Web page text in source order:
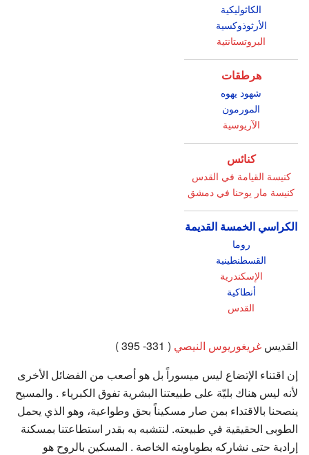
الكاثوليكية
الأرثوذوكسية
البروتستانتية
هرطقات
شهود يهوه
المورمون
الآريوسية
كنائس
كنيسة القيامة في القدس
كنيسة مار يوحنا في دمشق
الكراسي الخمسة القديمة
روما
القسطنطينية
الإسكندرية
أنطاكية
القدس
القديس غريغوريوس النيصي ( 331- 395 )
إن اقتناء الإتضاع ليس ميسوراً بل هو أصعب من الفضائل الأخرى
لأنه ليس هناك بليّة على طبيعتنا البشرية تفوق الكبرياء . والمسيح
ينصحنا بالاقتداء بمن صار مسكيناً بحق وطواعية، وهو الذي يحمل
الطوبى الحقيقية في طبيعته. لنتشبه به بقدر استطاعتنا بمسكنة
إرادية حتى نشاركه بطوباويته الخاصة . المسكين بالروح هو